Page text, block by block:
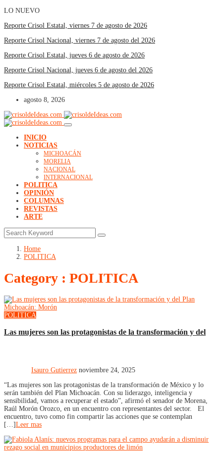
LO NUEVO
Reporte Crisol Estatal, viernes 7 de agosto de 2026
Reporte Crisol Nacional, viernes 7 de agosto del 2026
Reporte Crisol Estatal, jueves 6 de agosto de 2026
Reporte Crisol Nacional, jueves 6 de agosto del 2026
Reporte Crisol Estatal, miércoles 5 de agosto de 2026
agosto 8, 2026
INICIO
NOTICIAS
MICHOACÁN
MORELIA
NACIONAL
INTERNACIONAL
POLITICA
OPINIÓN
COLUMNAS
REVISTAS
ARTE
Home
POLITICA
Category : POLITICA
POLITICA
Las mujeres son las protagonistas de la transformación y del
Isauro Gutierrez noviembre 24, 2025
“Las mujeres son las protagonistas de la transformación de México y lo
serán también del Plan Michoacán. Con su liderazgo, inteligencia y
sensibilidad, vamos a recuperar el estado”, afirmó el senador de Morena,
Raúl Morón Orozco, en un encuentro con representantes del sector. El
encuentro, tuvo como fin compartir las acciones que se contemplan
[…]Leer mas